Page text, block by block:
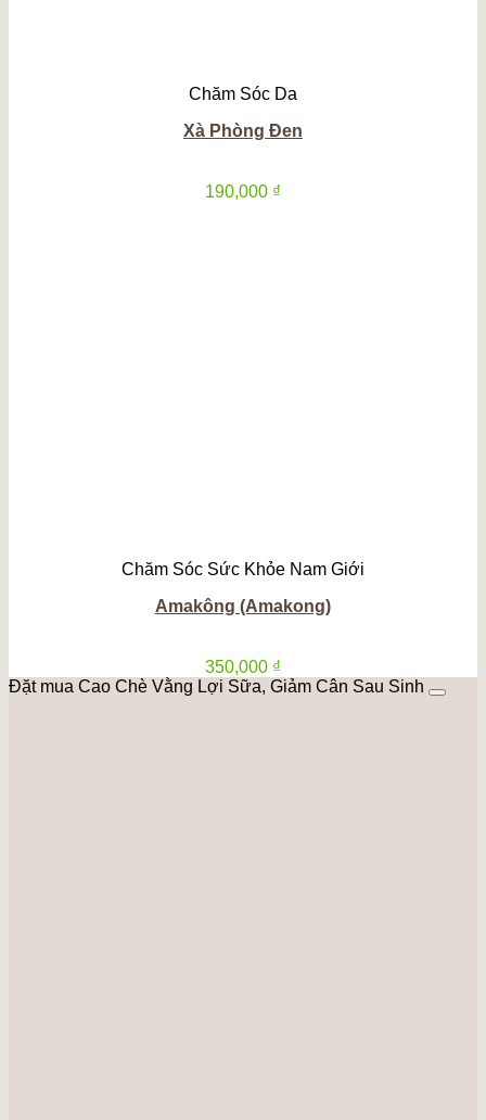
Chăm Sóc Da
Xà Phòng Đen
190,000 ₫
Chăm Sóc Sức Khỏe Nam Giới
Amakông (Amakong)
350,000 ₫
Đặt mua Cao Chè Vằng Lợi Sữa, Giảm Cân Sau Sinh